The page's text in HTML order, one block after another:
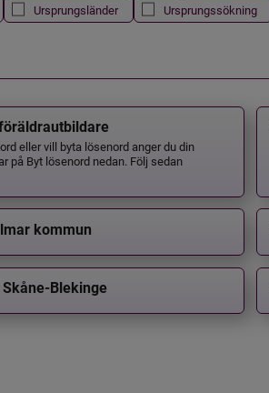
Ursprungsländer Ursprungssökning
eller vill byta lösenord anger du din
på Byt lösenord nedan. Följ sedan
kommun
Blekinge